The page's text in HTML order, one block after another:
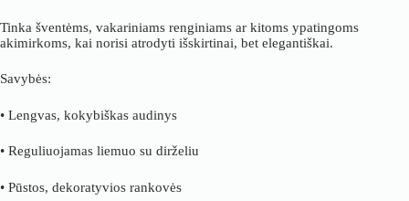
Tinka šventėms, vakariniams renginiams ar kitoms ypatingoms
akimirkoms, kai norisi atrodyti išskirtinai, bet elegantiškai.
Savybės:
• Lengvas, kokybiškas audinys
• Reguliuojamas liemuo su dirželiu
• Pūstos, dekoratyvios rankovės